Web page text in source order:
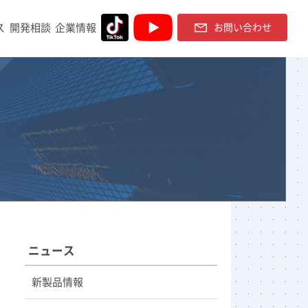
開発相談 企業情報 お問い合わせ
ニュース
新製品情報